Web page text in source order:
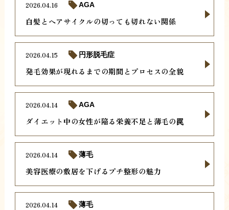
白髪とヘアサイクルの切っても切れない関係
2026.04.16 AGA
発毛効果が現れるまでの期間とプロセスの全貌
2026.04.15 円形脱毛症
ダイエット中の女性が陥る栄養不足と薄毛の罠
2026.04.14 AGA
美容医療の敷居を下げるプチ整形の魅力
2026.04.14 薄毛
2026.04.14 薄毛